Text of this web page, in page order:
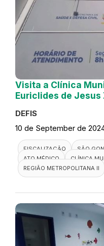
Visita a Clínica
Euriclides de Jesus
DEFIS
10 de September de
FISCALIZAÇÃO SÃO
ATO MÉDICO
CLÍNICA
REGIÃO METROPOLITANA II